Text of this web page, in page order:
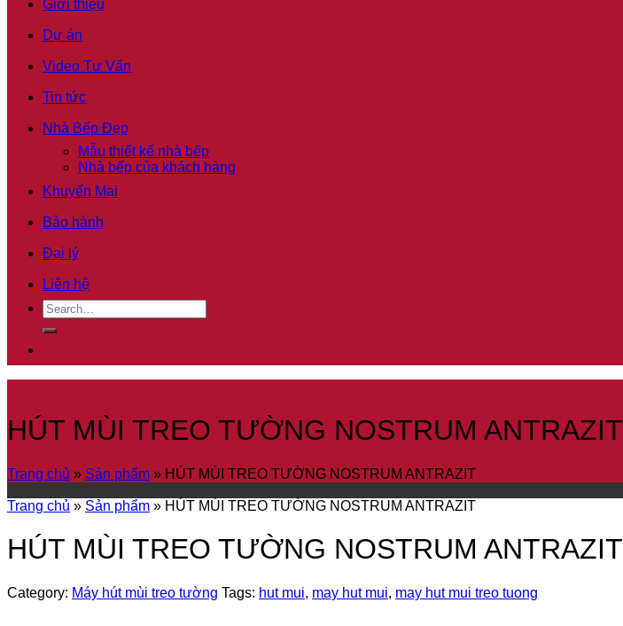
Giới thiệu
Dự án
Video Tư Vấn
Tin tức
Nhà Bếp Đẹp
Mẫu thiết kế nhà bếp
Nhà bếp của khách hàng
Khuyến Mại
Bảo hành
Đại lý
Liên hệ
Search
for:
HÚT MÙI TREO TƯỜNG NOSTRUM ANTRAZIT
Trang chủ » Sản phẩm » HÚT MÙI TREO TƯỜNG NOSTRUM ANTRAZIT
Trang chủ » Sản phẩm » HÚT MÙI TREO TƯỜNG NOSTRUM ANTRAZIT
HÚT MÙI TREO TƯỜNG NOSTRUM ANTRAZIT
Category: Máy hút mùi treo tường Tags: hut mui, may hut mui, may hut mui treo tuong